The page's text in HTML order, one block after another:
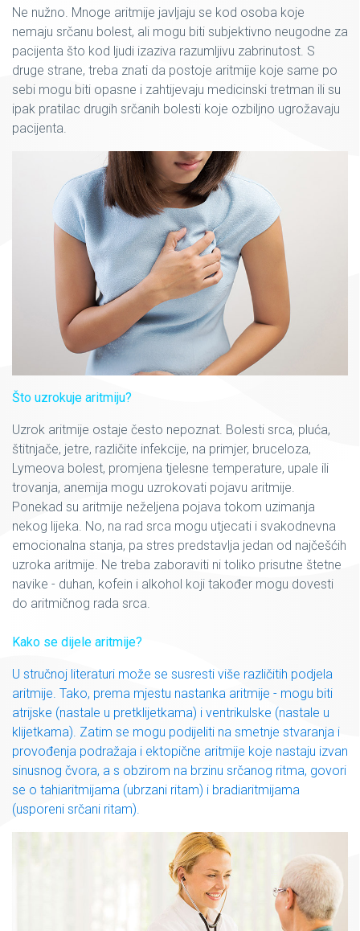
Ne nužno. Mnoge aritmije javljaju se kod osoba koje
nemaju srčanu bolest, ali mogu biti subjektivno neugodne za
pacijenta što kod ljudi izaziva razumljivu zabrinutost. S
druge strane, treba znati da postoje aritmije koje same po
sebi mogu biti opasne i zahtijevaju medicinski tretman ili su
ipak pratilac drugih srčanih bolesti koje ozbiljno ugrožavaju
pacijenta.
Što uzrokuje aritmiju?
Uzrok aritmije ostaje često nepoznat. Bolesti srca, pluća,
štitnjače, jetre, različite infekcije, na primjer, bruceloza,
Lymeova bolest, promjena tjelesne temperature, upale ili
trovanja, anemija mogu uzrokovati pojavu aritmije.
Ponekad su aritmije neželjena pojava tokom uzimanja
nekog lijeka. No, na rad srca mogu utjecati i svakodnevna
emocionalna stanja, pa stres predstavlja jedan od najčešćih
uzroka aritmije. Ne treba zaboraviti ni toliko prisutne štetne
navike - duhan, kofein i alkohol koji također mogu dovesti
do aritmičnog rada srca.
Kako se dijele aritmije?
U stručnoj literaturi može se susresti više različitih podjela
aritmije. Tako, prema mjestu nastanka aritmije - mogu biti
atrijske (nastale u pretklijetkama) i ventrikulske (nastale u
klijetkama). Zatim se mogu podijeliti na smetnje stvaranja i
provođenja podražaja i ektopične aritmije koje nastaju izvan
sinusnog čvora, a s obzirom na brzinu srčanog ritma, govori
se o tahiaritmijama (ubrzani ritam) i bradiaritmijama
(usporeni srčani ritam).